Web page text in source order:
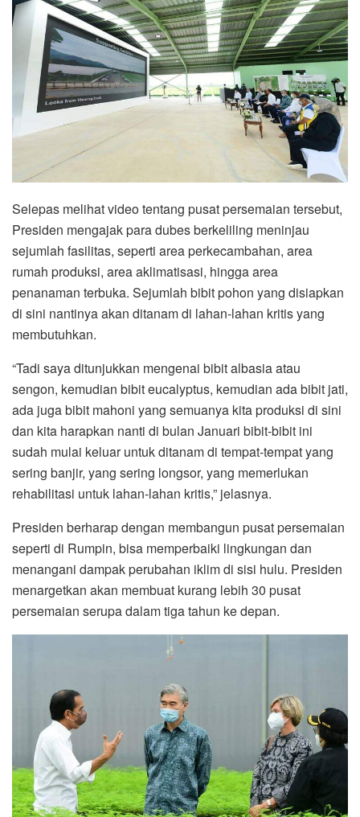
Selepas melihat video tentang pusat persemaian tersebut,
Presiden mengajak para dubes berkeliling meninjau
sejumlah fasilitas, seperti area perkecambahan, area
rumah produksi, area aklimatisasi, hingga area
penanaman terbuka. Sejumlah bibit pohon yang disiapkan
di sini nantinya akan ditanam di lahan-lahan kritis yang
membutuhkan.
“Tadi saya ditunjukkan mengenai bibit albasia atau
sengon, kemudian bibit eucalyptus, kemudian ada bibit jati,
ada juga bibit mahoni yang semuanya kita produksi di sini
dan kita harapkan nanti di bulan Januari bibit-bibit ini
sudah mulai keluar untuk ditanam di tempat-tempat yang
sering banjir, yang sering longsor, yang memerlukan
rehabilitasi untuk lahan-lahan kritis,” jelasnya.
Presiden berharap dengan membangun pusat persemaian
seperti di Rumpin, bisa memperbaiki lingkungan dan
menangani dampak perubahan iklim di sisi hulu. Presiden
menargetkan akan membuat kurang lebih 30 pusat
persemaian serupa dalam tiga tahun ke depan.